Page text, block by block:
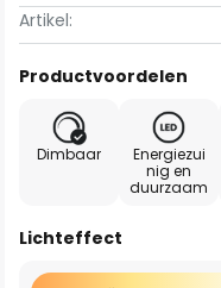
Artikel:
Productvoordelen
Dimbaar
Energiezui
nig en
duurzaam
Lichteffect